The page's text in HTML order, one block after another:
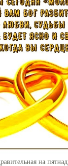
на